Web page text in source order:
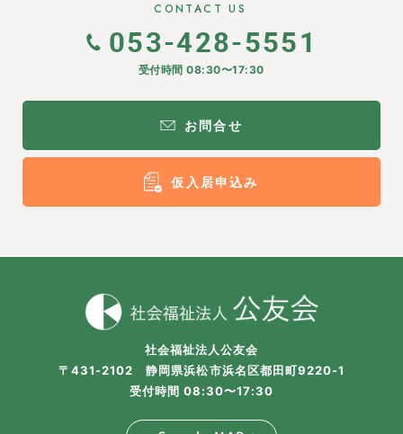
CONTACT US
053-428-5551
受付時間 08:30〜17:30
お問合せ
仮入居申込み
社会福祉法人公友会
〒431-2102 静岡県浜松市浜名区都田町9220-1
受付時間 08:30〜17:30